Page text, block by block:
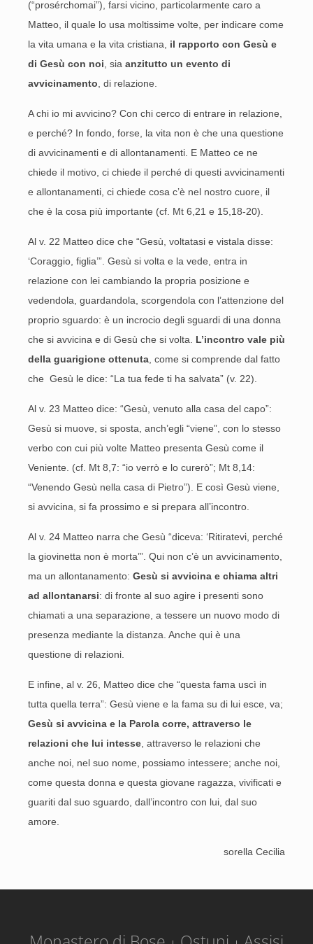
(“prosérchomai”), farsi vicino, particolarmente caro a
Matteo, il quale lo usa moltissime volte, per indicare come
la vita umana e la vita cristiana, il rapporto con Gesù e
di Gesù con noi , sia anzitutto un evento di
avvicinamento , di relazione.
A chi io mi avvicino? Con chi cerco di entrare in relazione,
e perché? In fondo, forse, la vita non è che una questione
di avvicinamenti e di allontanamenti. E Matteo ce ne
chiede il motivo, ci chiede il perché di questi avvicinamenti
e allontanamenti, ci chiede cosa c’è nel nostro cuore, il
che è la cosa più importante (cf. Mt 6,21 e 15,18-20).
Al v. 22 Matteo dice che “Gesù, voltatasi e vistala disse:
‘Coraggio, figlia’”. Gesù si volta e la vede, entra in
relazione con lei cambiando la propria posizione e
vedendola, guardandola, scorgendola con l’attenzione del
proprio sguardo: è un incrocio degli sguardi di una donna
che si avvicina e di Gesù che si volta. L’incontro vale più
della guarigione ottenuta , come si comprende dal fatto
che Gesù le dice: “La tua fede ti ha salvata” (v. 22).
Al v. 23 Matteo dice: “Gesù, venuto alla casa del capo”:
Gesù si muove, si sposta, anch’egli “viene”, con lo stesso
verbo con cui più volte Matteo presenta Gesù come il
Veniente. (cf. Mt 8,7: “io verrò e lo curerò”; Mt 8,14:
“Venendo Gesù nella casa di Pietro”). E così Gesù viene,
si avvicina, si fa prossimo e si prepara all’incontro.
Al v. 24 Matteo narra che Gesù “diceva: ‘Ritiratevi, perché
la giovinetta non è morta’”. Qui non c’è un avvicinamento,
ma un allontanamento: Gesù si avvicina e chiama altri
ad allontanarsi: di fronte al suo agire i presenti sono
chiamati a una separazione, a tessere un nuovo modo di
presenza mediante la distanza. Anche qui è una
questione di relazioni.
E infine, al v. 26, Matteo dice che “questa fama uscì in
tutta quella terra”: Gesù viene e la fama su di lui esce, va;
Gesù si avvicina e la Parola corre, attraverso le
relazioni che lui intesse , attraverso le relazioni che
anche noi, nel suo nome, possiamo intessere; anche noi,
come questa donna e questa giovane ragazza, vivificati e
guariti dal suo sguardo, dall’incontro con lui, dal suo
amore.
sorella Cecilia